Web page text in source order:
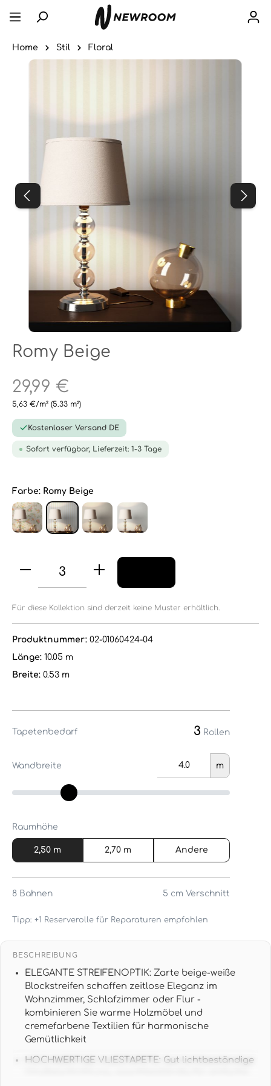
Home Stil Floral
Romy Beige
29,99 €
5,63 €/m² (5.33 m²)
Kostenloser Versand DE
Sofort verfügbar, Lieferzeit: 1-3 Tage
Farbe: Romy Beige
Für diese Kollektion sind derzeit keine Muster erhältlich.
Produktnummer: 02-01060424-04
Länge: 10.05 m
Breite: 0.53 m
Tapetenbedarf 3 Rollen
Wandbreite m
Raumhöhe
2,50 m 2,70 m Andere
8 Bahnen 5 cm Verschnitt
Tipp: +1 Reserverolle für Reparaturen empfohlen
BESCHREIBUNG
ELEGANTE STREIFENOPTIK: Zarte beige-weiße
Blockstreifen schaffen zeitlose Eleganz im
Wohnzimmer, Schlafzimmer oder Flur -
kombinieren Sie warme Holzmöbel und
cremefarbene Textilien für harmonische
Gemütlichkeit
HOCHWERTIGE VLIESTAPETE: Gut lichtbeständige